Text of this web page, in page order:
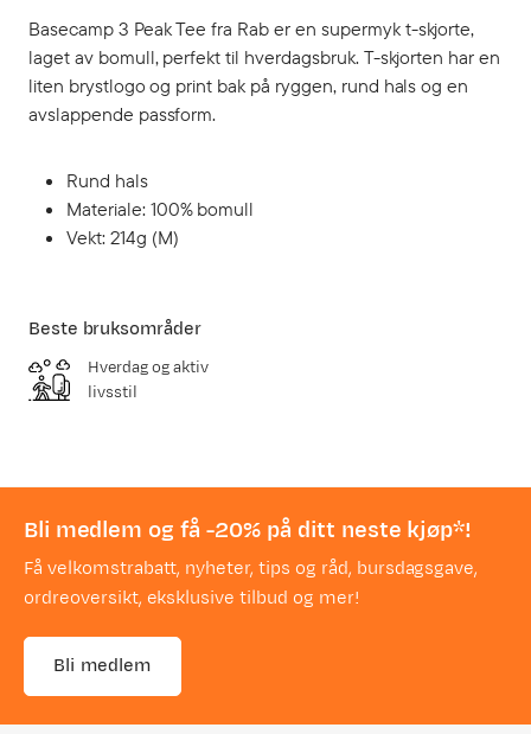
Basecamp 3 Peak Tee fra Rab er en supermyk t-skjorte,
laget av bomull, perfekt til hverdagsbruk. T-skjorten har en
liten brystlogo og print bak på ryggen, rund hals og en
avslappende passform.
Rund hals
Materiale: 100% bomull
Vekt: 214g (M)
Beste bruksområder
Hverdag og aktiv
livsstil
Bli medlem og få -20% på ditt neste kjøp*!
Få velkomstrabatt, nyheter, tips og råd, bursdagsgave,
ordreoversikt, eksklusive tilbud og mer!
Bli medlem